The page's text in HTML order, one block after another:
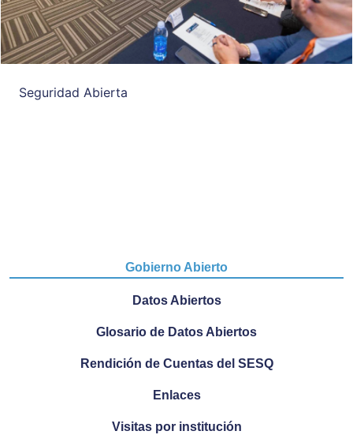
Seguridad Abierta
Gobierno Abierto
Datos Abiertos
Glosario de Datos Abiertos
Rendición de Cuentas del SESQ
Enlaces
Visitas por institución